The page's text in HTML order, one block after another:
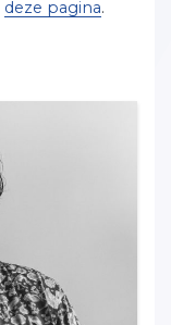
deze pagina.